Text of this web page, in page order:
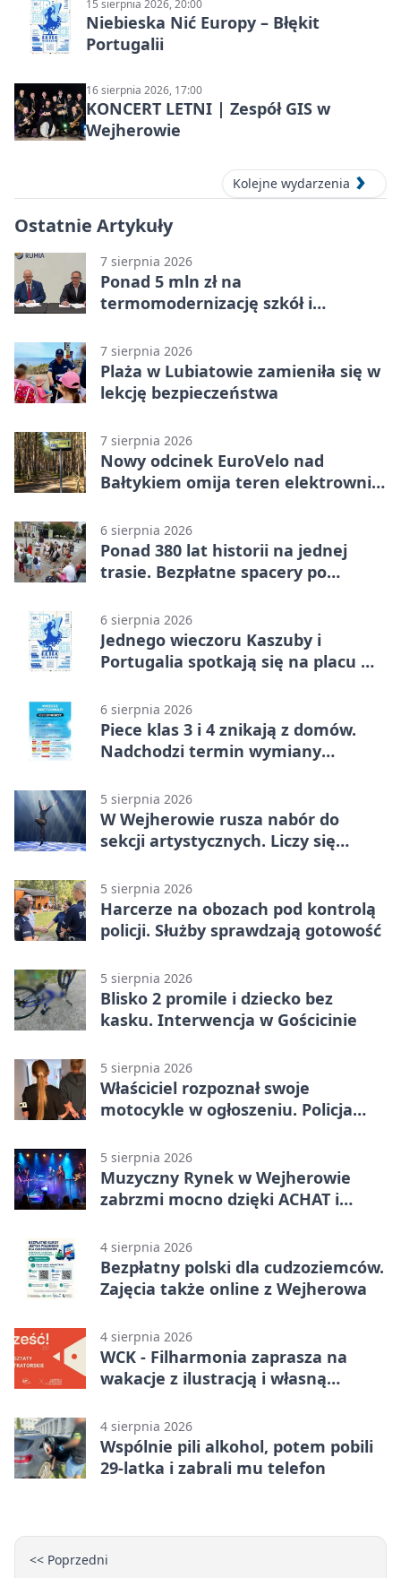
15 sierpnia 2026, 20:00
Niebieska Nić Europy – Błękit
Portugalii
16 sierpnia 2026, 17:00
KONCERT LETNI | Zespół GIS w
Wejherowie
Kolejne wydarzenia
Ostatnie Artykuły
7 sierpnia 2026
Ponad 5 mln zł na
termomodernizację szkół i
7 sierpnia 2026
Plaża w Lubiatowie zamieniła się w
lekcję bezpieczeństwa
7 sierpnia 2026
Nowy odcinek EuroVelo nad
Bałtykiem omija teren elektrowni
6 sierpnia 2026
Ponad 380 lat historii na jednej
trasie. Bezpłatne spacery po
6 sierpnia 2026
Jednego wieczoru Kaszuby i
Portugalia spotkają się na placu w
6 sierpnia 2026
Piece klas 3 i 4 znikają z domów.
Nadchodzi termin wymiany
5 sierpnia 2026
W Wejherowie rusza nabór do
sekcji artystycznych. Liczy się
5 sierpnia 2026
Harcerze na obozach pod kontrolą
policji. Służby sprawdzają gotowość
5 sierpnia 2026
Blisko 2 promile i dziecko bez
kasku. Interwencja w Gościcinie
5 sierpnia 2026
Właściciel rozpoznał swoje
motocykle w ogłoszeniu. Policja
5 sierpnia 2026
Muzyczny Rynek w Wejherowie
zabrzmi mocno dzięki ACHAT i
4 sierpnia 2026
Bezpłatny polski dla cudzoziemców.
Zajęcia także online z Wejherowa
4 sierpnia 2026
WCK - Filharmonia zaprasza na
wakacje z ilustracją i własną
4 sierpnia 2026
Wspólnie pili alkohol, potem pobili
29-latka i zabrali mu telefon
<< Poprzedni